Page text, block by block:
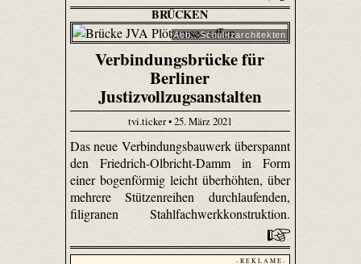
BRÜCKEN
Abb.: Schulitzarchitekten
Verbindungsbrücke für
Berliner
Justizvollzugsanstalten
tvi.ticker • 25. März 2021
Das neue Verbindungsbauwerk überspannt
den Friedrich-Olbricht-Damm in Form
einer bogenförmig leicht überhöhten, über
mehrere Stützenreihen durchlaufenden,
filigranen Stahlfachwerkkonstruktion.
- R E K L A M E -